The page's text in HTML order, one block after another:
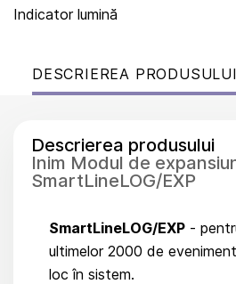
Indicator lumină
DESCRIEREA PRODUSULUI
Descrierea produsului
Inim Modul de
SmartLineLOG/EXP
SmartLineLOG/EXP -
ultimelor 2000 de
loc în sistem.